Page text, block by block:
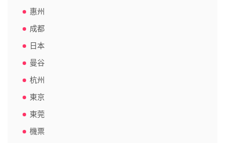
惠州
成都
日本
曼谷
杭州
東京
東莞
機票